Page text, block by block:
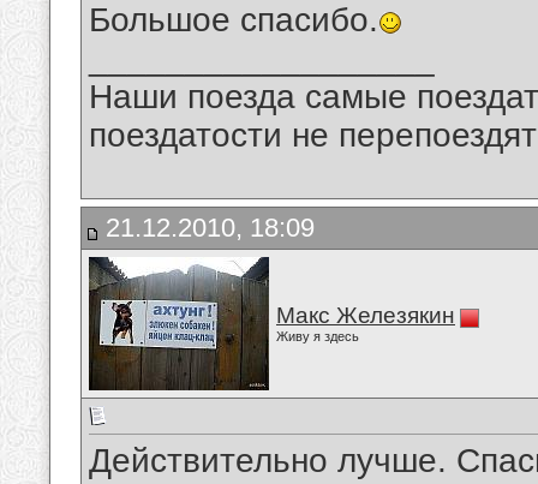
Большое спасибо.
Наши поезда самые
поездатости не
21.12.2010, 18:09
Макс Железякин
Живу я здесь
Действительно лучше.